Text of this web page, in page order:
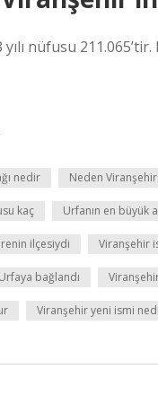
nüfusu 211.065’tir.
nedir Neden
kaç Urfanın en büyük
ilçesiydi Viranşehir
bağlandı
Viranşehir yeni ismi